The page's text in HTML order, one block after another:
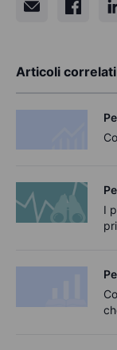
Articoli correlati
I